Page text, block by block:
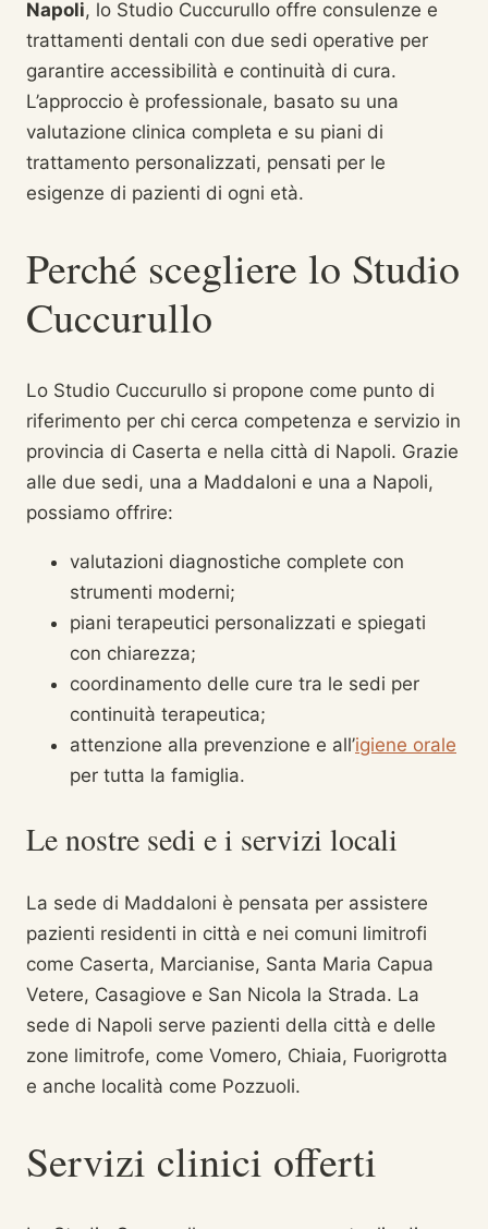
Napoli, lo Studio Cuccurullo offre consulenze e
trattamenti dentali con due sedi operative per
garantire accessibilità e continuità di cura.
L’approccio è professionale, basato su una
valutazione clinica completa e su piani di
trattamento personalizzati, pensati per le
esigenze di pazienti di ogni età.
Perché scegliere lo Studio
Cuccurullo
Lo Studio Cuccurullo si propone come punto di
riferimento per chi cerca competenza e servizio in
provincia di Caserta e nella città di Napoli. Grazie
alle due sedi, una a Maddaloni e una a Napoli,
possiamo offrire:
valutazioni diagnostiche complete con
strumenti moderni;
piani terapeutici personalizzati e spiegati
con chiarezza;
coordinamento delle cure tra le sedi per
continuità terapeutica;
attenzione alla prevenzione e all’igiene orale
per tutta la famiglia.
Le nostre sedi e i servizi locali
La sede di Maddaloni è pensata per assistere
pazienti residenti in città e nei comuni limitrofi
come Caserta, Marcianise, Santa Maria Capua
Vetere, Casagiove e San Nicola la Strada. La
sede di Napoli serve pazienti della città e delle
zone limitrofe, come Vomero, Chiaia, Fuorigrotta
e anche località come Pozzuoli.
Servizi clinici offerti